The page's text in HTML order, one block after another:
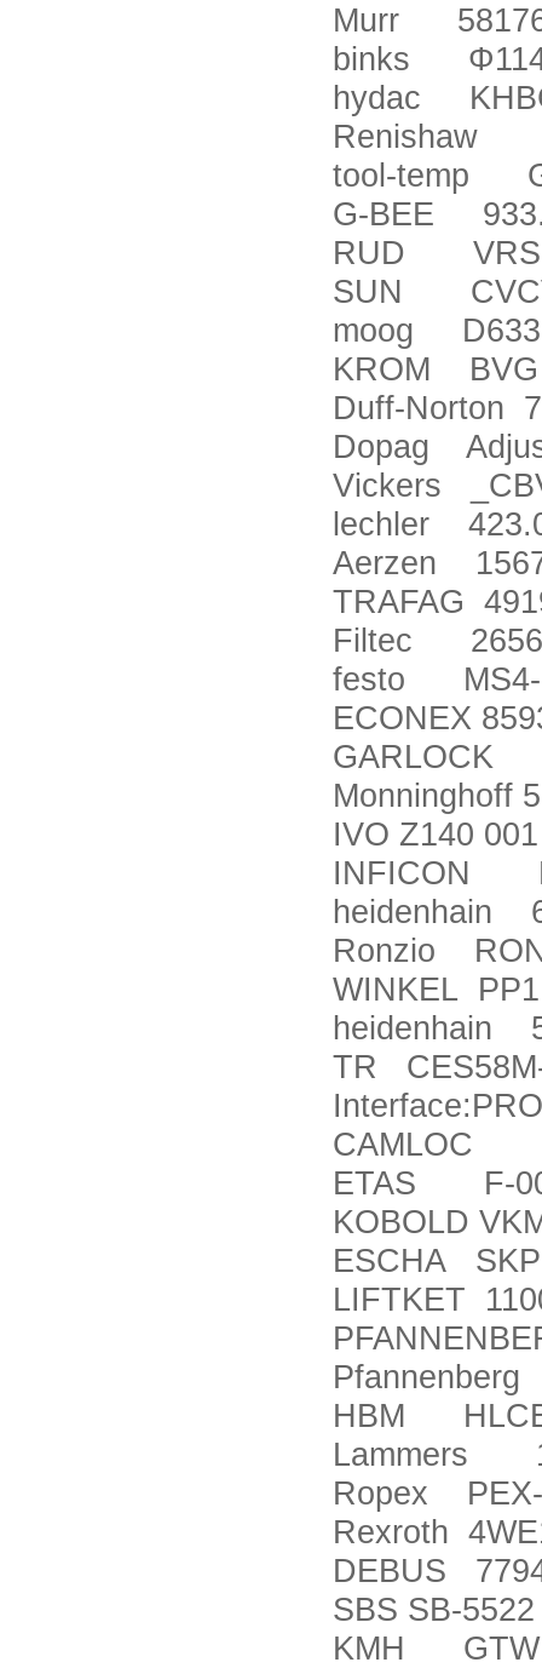
Murr
binks Φ
hydac
Renishaw
tool-temp
G-BEE
RUD VRS-
SUN
moog
KROM BVG
Duff-Norton
Dopag
Vickers
lechler
Aerzen
TRAFAG
Filtec
festo MS4-
ECONEX
GARLOCK
Monninghoff
IVO Z140 001
INFICON
heidenhain
Ronzio
WINKEL
heidenhain
TR
CAMLOC
ETAS F-
KOBOLD
ESCHA
LIFTKET
Pfannenberg
HBM
Lammers
Ropex
Rexroth
DEBUS
SBS SB-5522
KMH